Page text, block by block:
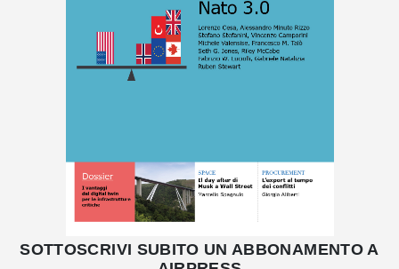
SOTTOSCRIVI SUBITO UN ABBONAMENTO A